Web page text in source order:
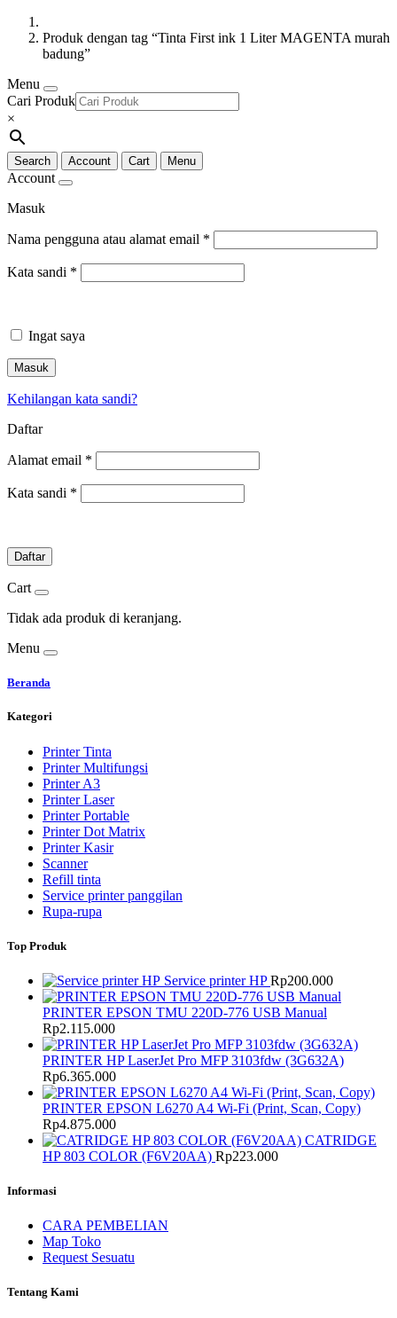
Produk dengan tag “Tinta First ink 1 Liter MAGENTA murah
badung”
Menu
Cari Produk
×
Search Account Cart Menu
Account
Masuk
Nama pengguna atau alamat email *
Kata sandi *
Ingat saya
Masuk
Kehilangan kata sandi?
Daftar
Alamat email *
Kata sandi *
Daftar
Cart
Tidak ada produk di keranjang.
Menu
Beranda
Kategori
Printer Tinta
Printer Multifungsi
Printer A3
Printer Laser
Printer Portable
Printer Dot Matrix
Printer Kasir
Scanner
Refill tinta
Service printer panggilan
Rupa-rupa
Top Produk
Service printer HP Rp200.000
PRINTER EPSON TMU 220D-776 USB Manual
Rp2.115.000
PRINTER HP LaserJet Pro MFP 3103fdw (3G632A)
Rp6.365.000
PRINTER EPSON L6270 A4 Wi-Fi (Print, Scan, Copy)
Rp4.875.000
CATRIDGE
HP 803 COLOR (F6V20AA) Rp223.000
Informasi
CARA PEMBELIAN
Map Toko
Request Sesuatu
Tentang Kami